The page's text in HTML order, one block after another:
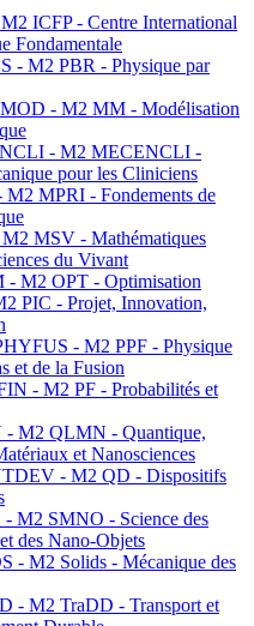
ICFP - Centre International
Fondamentale
- M2 PBR - Physique par
- M2 MM - Modélisation
- M2 MECENCLI -
pour les Cliniciens
MPRI - Fondements de
MSV - Mathématiques
du Vivant
- M2 OPT - Optimisation
PIC - Projet, Innovation,
- M2 PPF - Physique
et de la Fusion
- M2 PF - Probabilités et
M2 QLMN - Quantique,
et Nanosciences
- M2 QD - Dispositifs
M2 SMNO - Science des
des Nano-Objets
- M2 Solids - Mécanique des
- M2 TraDD - Transport et